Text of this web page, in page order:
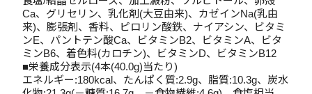
Ca、グリセリン、乳化剤(大豆由来)、カゼインNa(乳由
来)、膨張剤、香料、ピロリン酸鉄、ナイアシン、ビタミ
ンE、パントテン酸Ca、ビタミンB2、ビタミンA、ビタ
ミンB6、着色料(カロチン)、ビタミンD、ビタミンB12
■栄養成分表示(4本(40.0g)当たり)
エネルギー:180kcal、たんぱく質:2.9g、脂質:10.3g、炭水